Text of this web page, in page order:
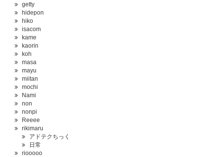
getty
hidepon
hiko
isacom
kame
kaorin
koh
masa
mayu
miitan
mochi
Nami
non
nonpi
Reeee
rikimaru
アドテクちっく
日常
riooooo